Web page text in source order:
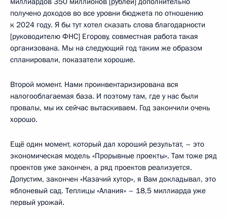
получено доходов во все уровни бюджета по отношению
к 2024 году. Я бы тут хотел сказать слова благодарности
[руководителю ФНС] Егорову, совместная работа такая
организована. Мы на следующий год таким же образом
спланировали, показатели хорошие.
Второй момент. Нами проинвентаризирована вся
налогооблагаемая база. И поэтому там, где у нас были
провалы, мы их сейчас вытаскиваем. Год закончили очень
хорошо.
Ещё один момент, который дал хороший результат, – это
экономическая модель «Прорывные проекты». Там тоже ряд
проектов уже закончен, а ряд проектов реализуется.
Допустим, закончен «Казачий хутор», я Вам докладывал, это
яблоневый сад. Теплицы «Алания» – 18,5 миллиарда уже
первый урожай.